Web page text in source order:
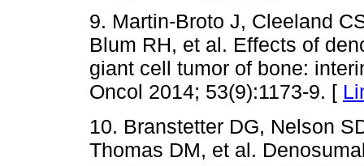
9. Martin-Broto J, Cleeland
Blum RH, et al. Effects of
giant cell tumor of bone:
Oncol 2014; 53(9):1173-9. [
10. Branstetter DG, Nelson
Thomas DM, et al.